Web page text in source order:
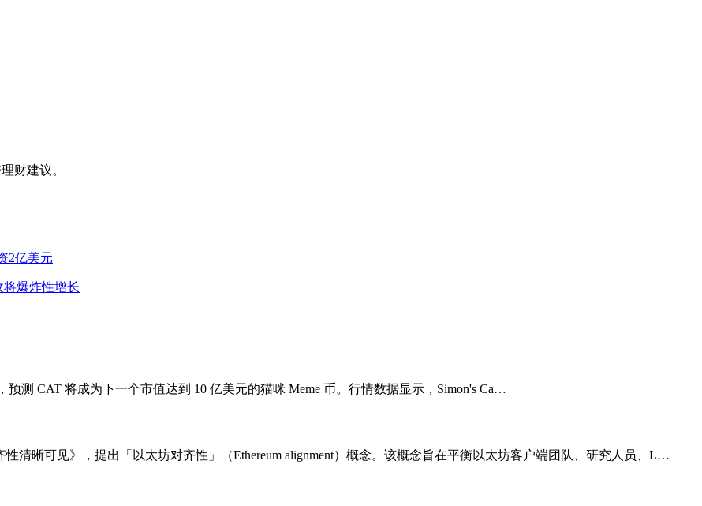
财建议。
2亿美元
将爆炸性增长
预测 CAT 将成为下一个市值达到 10 亿美元的猫咪 Meme 币。行情数据显示，Simon's Ca…
清晰可见》，提出「以太坊对齐性」（Ethereum alignment）概念。该概念旨在平衡以太坊客户端团队、研究人员、L…